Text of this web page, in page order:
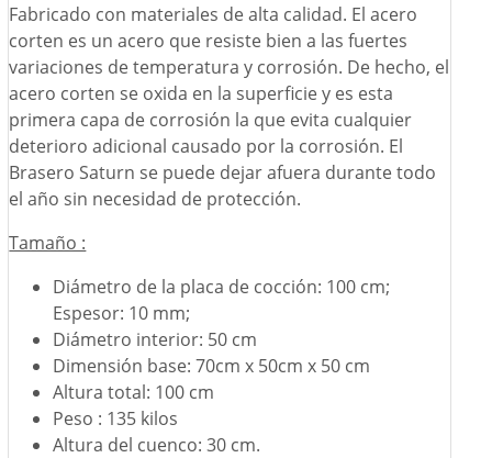
Fabricado con materiales de alta calidad. El acero
corten es un acero que resiste bien a las fuertes
variaciones de temperatura y corrosión. De hecho, el
acero corten se oxida en la superficie y es esta
primera capa de corrosión la que evita cualquier
deterioro adicional causado por la corrosión. El
Brasero Saturn se puede dejar afuera durante todo
el año sin necesidad de protección.
Tamaño :
Diámetro de la placa de cocción: 100 cm;
Espesor: 10 mm;
Diámetro interior: 50 cm
Dimensión base: 70cm x 50cm x 50 cm
Altura total: 100 cm
Peso : 135 kilos
Altura del cuenco: 30 cm.